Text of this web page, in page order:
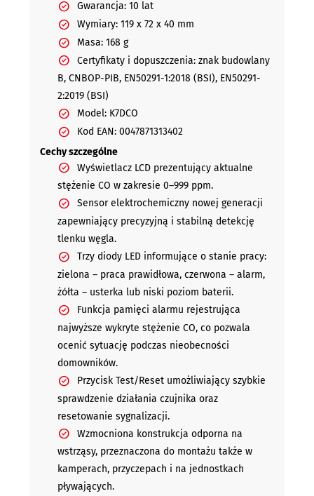
Gwarancja: 10 lat
Wymiary: 119 x 72 x 40 mm
Masa: 168 g
Certyfikaty i dopuszczenia: znak budowlany
B, CNBOP-PIB, EN50291-1:2018 (BSI), EN50291-
2:2019 (BSI)
Model: K7DCO
Kod EAN: 0047871313402
Cechy szczególne
Wyświetlacz LCD prezentujący aktualne
stężenie CO w zakresie 0–999 ppm.
Sensor elektrochemiczny nowej generacji
zapewniający precyzyjną i stabilną detekcję
tlenku węgla.
Trzy diody LED informujące o stanie pracy:
zielona – praca prawidłowa, czerwona – alarm,
żółta – usterka lub niski poziom baterii.
Funkcja pamięci alarmu rejestrująca
najwyższe wykryte stężenie CO, co pozwala
ocenić sytuację podczas nieobecności
domowników.
Przycisk Test/Reset umożliwiający szybkie
sprawdzenie działania czujnika oraz
resetowanie sygnalizacji.
Wzmocniona konstrukcja odporna na
wstrząsy, przeznaczona do montażu także w
kamperach, przyczepach i na jednostkach
pływających.